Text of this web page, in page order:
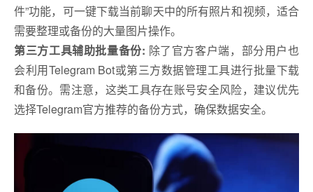
件”功能，可一键下载当前聊天中的所有照片和视频，适合
需要整理或备份的大量图片操作。
第三方工具辅助批量备份: 除了官方客户端，部分用户也
会利用Telegram Bot或第三方数据管理工具进行批量下载
和备份。需注意，这类工具存在账号安全风险，建议优先
选择Telegram官方推荐的备份方式，确保数据安全。